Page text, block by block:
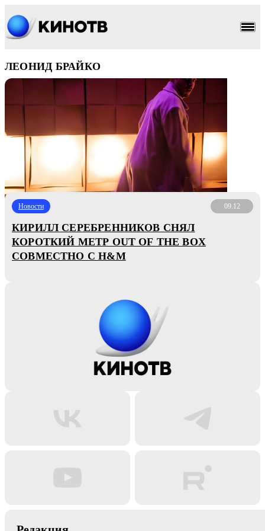
ЛЕОНИД БРАЙКО
Новости 09.12
КИРИЛЛ СЕРЕБРЕННИКОВ СНЯЛ
КОРОТКИЙ МЕТР OUT OF THE BOX
СОВМЕСТНО С H&M